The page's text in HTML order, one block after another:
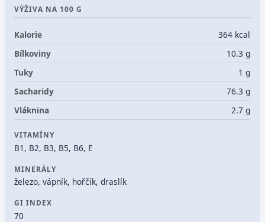
VÝŽIVA NA 100 G
Kalorie
364 kcal
Bílkoviny
10.3 g
Tuky
1 g
Sacharidy
76.3 g
Vláknina
2.7 g
VITAMÍNY
B1, B2, B3, B5, B6, E
MINERÁLY
železo, vápník, hořčík, draslík
GI INDEX
70